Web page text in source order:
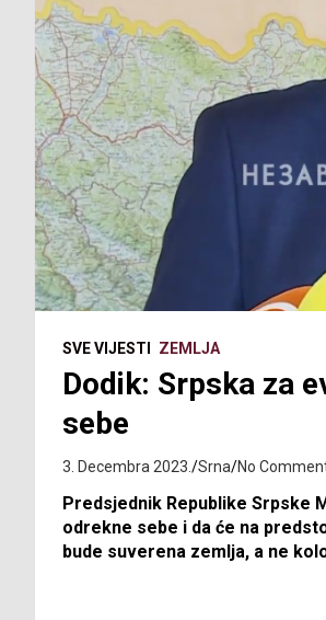
SVE VIJESTI ZEMLJA
Dodik: Srpska za
sebe
3. Decembra 2023. Srna No
Predsjednik Republike Srpske
odrekne sebe i da će na
bude suverena zemlja, a ne